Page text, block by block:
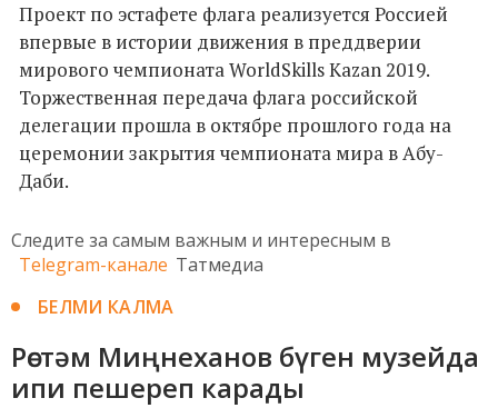
Проект по эстафете флага реализуется Россией
впервые в истории движения в преддверии
мирового чемпионата WorldSkills Kazan 2019.
Торжественная передача флага российской
делегации прошла в октябре прошлого года на
церемонии закрытия чемпионата мира в Абу-
Даби.
Следите за самым важным и интересным в
Telegram-канале Татмедиа
БЕЛМИ КАЛМА
Рөстәм Миңнеханов бүген музейда
ипи пешереп карады